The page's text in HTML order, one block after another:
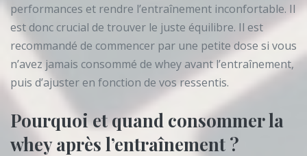
performances et rendre l’entraînement inconfortable. Il
est donc crucial de trouver le juste équilibre. Il est
recommandé de commencer par une petite dose si vous
n’avez jamais consommé de whey avant l’entraînement,
puis d’ajuster en fonction de vos ressentis.
Pourquoi et quand consommer la
whey après l’entraînement ?